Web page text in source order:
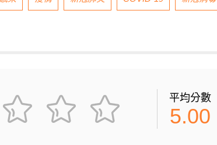
平均分數
5.00